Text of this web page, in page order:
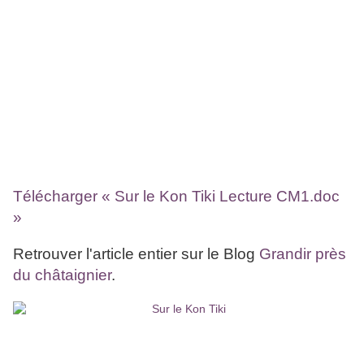
Télécharger « Sur le Kon Tiki Lecture CM1.doc
»
Retrouver l'article entier sur le Blog Grandir près
du châtaignier.